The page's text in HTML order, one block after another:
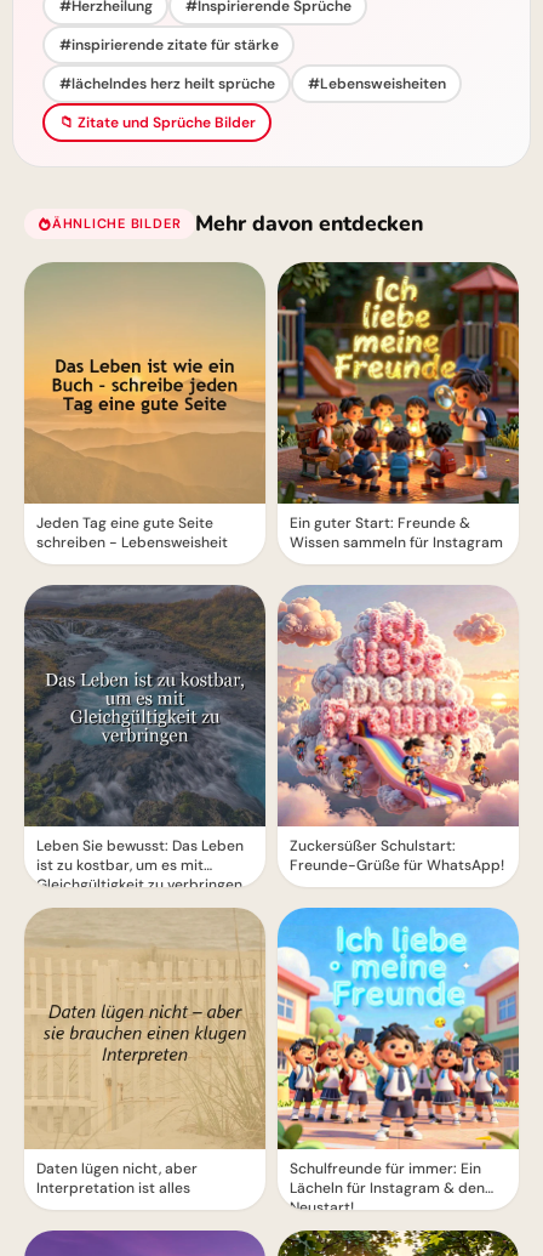
#Herzheilung
#Inspirierende Sprüche
#inspirierende zitate für stärke
#lächelndes herz heilt sprüche
#Lebensweisheiten
📁 Zitate und Sprüche Bilder
ÄHNLICHE BILDER Mehr davon entdecken
Jeden Tag eine gute Seite
schreiben - Lebensweisheit
Leben Sie bewusst: Das Leben
ist zu kostbar, um es mit
Gleichgültigkeit zu verbringen
Daten lügen nicht, aber
Interpretation ist alles
Ein guter Start: Freunde &
Wissen sammeln für Instagram
Zuckersüßer Schulstart:
Freunde-Grüße für WhatsApp!
Schulfreunde für immer: Ein
Lächeln für Instagram & den
Neustart!